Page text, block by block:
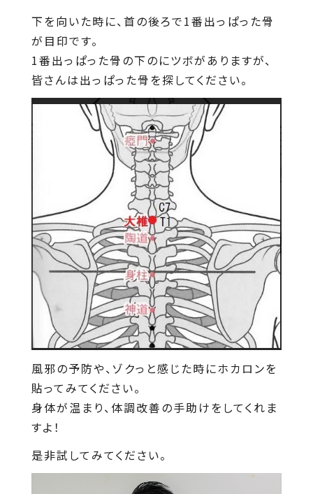
下を向いた時に、首の後ろで1番出っぱった骨
が目印です。
1番出っぱった骨の下のにツボがありますが、
皆さんは出っぱった骨を探してください。
風邪の予防や、ゾクっと感じた時にホカロンを
貼ってみてください。
身体が温まり、体調改善の手助けをしてくれま
すよ！
是非試してみてください。